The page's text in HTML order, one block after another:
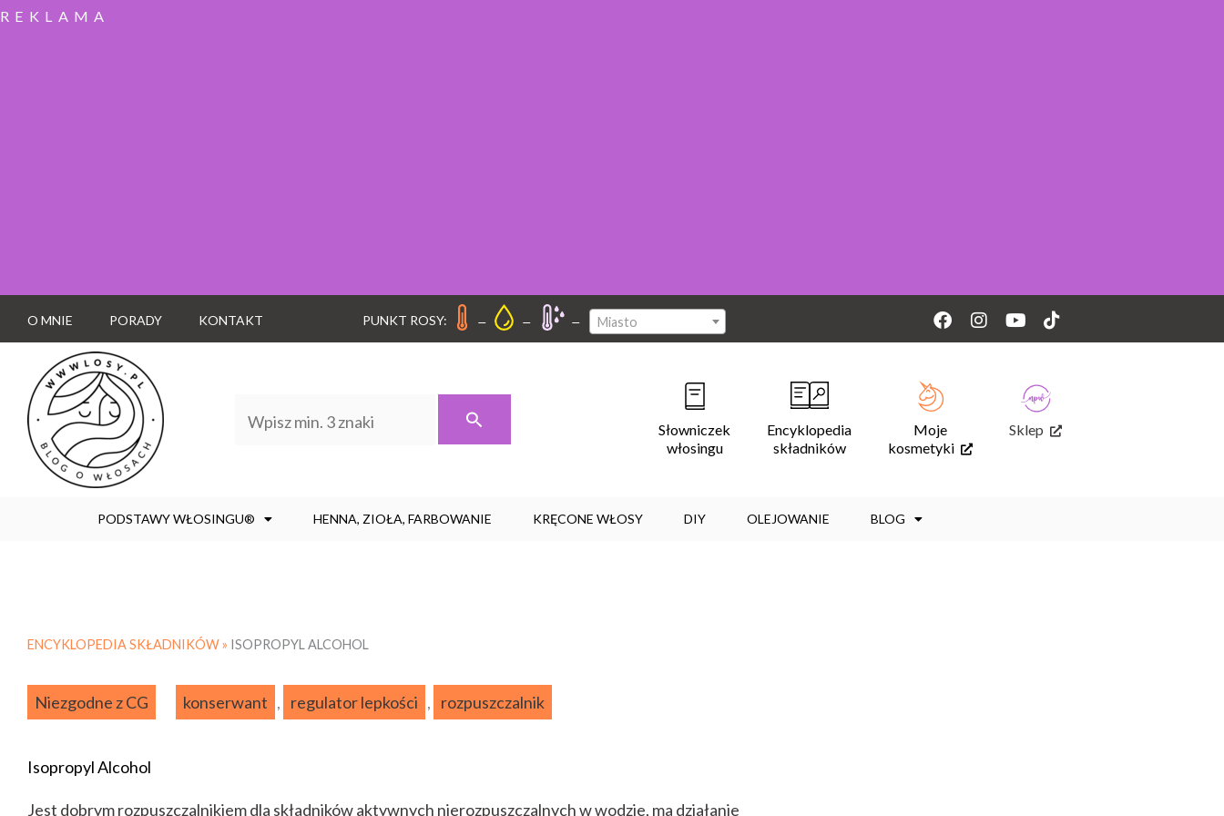
REKLAMA
O MNIE PORADY KONTAKT PUNKT ROSY: – – – Miasto Facebook
Instagram
YoutubeTiktok
Słowniczek
włosingu
Encyklopedia
składników
Moje
kosmetyki
Sklep
PODSTAWY WŁOSINGU® HENNA, ZIOŁA, FARBOWANIE KRĘCONE WŁOSY DIY OLEJOWANIE BLOG
ENCYKLOPEDIA SKŁADNIKÓW » ISOPROPYL ALCOHOL
Niezgodne z CG konserwant , regulator lepkości , rozpuszczalnik
Isopropyl Alcohol
Jest dobrym rozpuszczalnikiem dla składników aktywnych nierozpuszczalnych w wodzie, ma działanie